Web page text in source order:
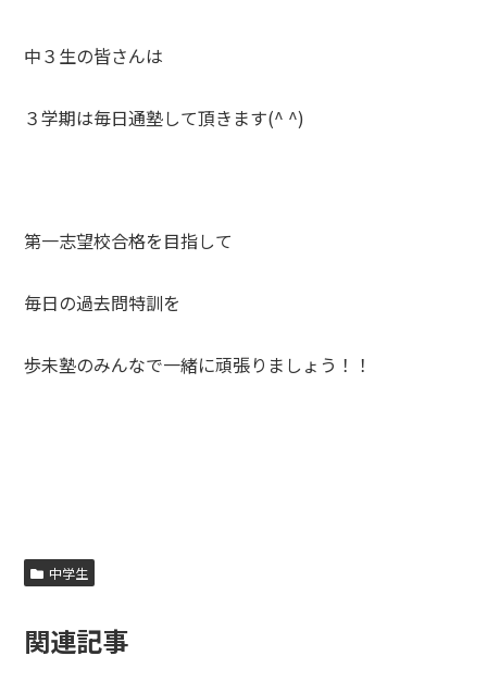
中３生の皆さんは
３学期は毎日通塾して頂きます(^ ^)
第一志望校合格を目指して
毎日の過去問特訓を
歩未塾のみんなで一緒に頑張りましょう！！
中学生
関連記事